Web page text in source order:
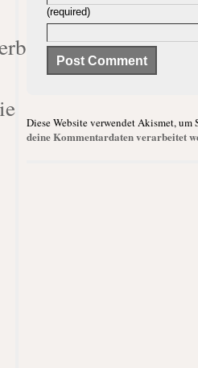
(required)
Diese Website verwendet Akismet, um
deine Kommentardaten verarbeitet